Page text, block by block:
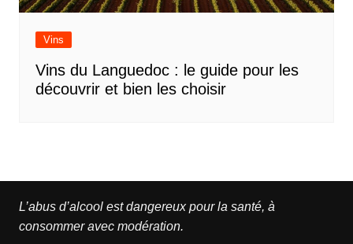
Vins
Vins du Languedoc : le guide pour les
découvrir et bien les choisir
L’abus d’alcool est dangereux pour la santé, à
consommer avec modération.